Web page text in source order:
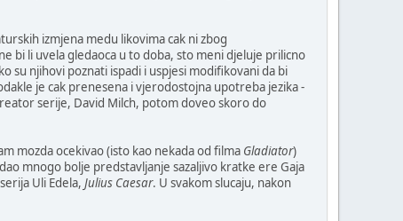
izmjena medu likovima cak ni zbog
bi li uvela gledaoca u to doba, sto meni djeluje prilicno
su njihovi poznati ispadi i uspjesi modifikovani da bi
je cak prenesena i vjerodostojna upotreba jezika -
serije, David Milch, potom doveo skoro do
mozda ocekivao (isto kao nekada od filma Gladiator)
mnogo bolje predstavljanje sazaljivo kratke ere Gaja
Uli Edela, Julius Caesar. U svakom slucaju, nakon